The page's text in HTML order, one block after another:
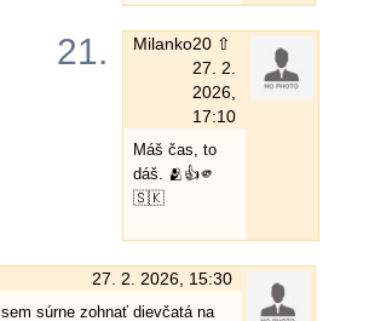
21. Milanko20 ⇧
27. 2.
2026,
17:10
Máš čas, to
dáš. 🫂👍🫵
🇸🇰
27. 2. 2026, 15:30
súrne zohnať dievčatá na